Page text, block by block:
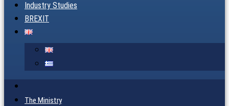
Industry Studies
BREXIT
The Ministry